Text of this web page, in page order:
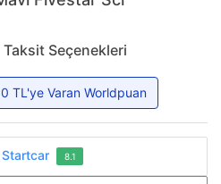
Taksit Seçenekleri
TL'ye Varan Worldpuan
Startcar 8.1